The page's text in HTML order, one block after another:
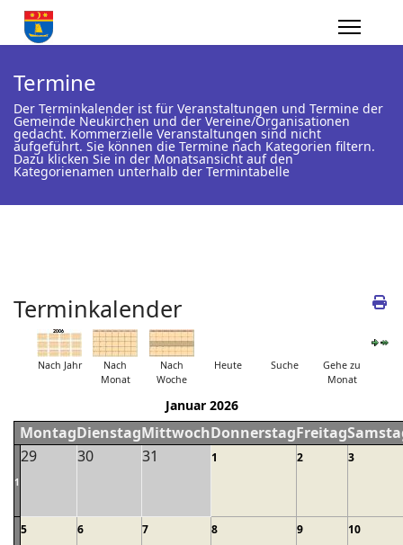
Termine
Der Terminkalender ist für Veranstaltungen und Termine der
Gemeinde Neukirchen und der Vereine/Organisationen
gedacht. Kommerzielle Veranstaltungen sind nicht
aufgeführt. Sie können die Termine nach Kategorien filtern.
Dazu klicken Sie in der Monatsansicht auf den
Kategorienamen unterhalb der Termintabelle
Terminkalender
Nach Jahr
Nach
Monat
Nach
Woche
Heute Suche
Gehe zu
Monat
Januar 2026
MontagDienstagMittwochDonnerstagFreitag
1
29 30 31 1 2 3
5 6 7 8 9 10